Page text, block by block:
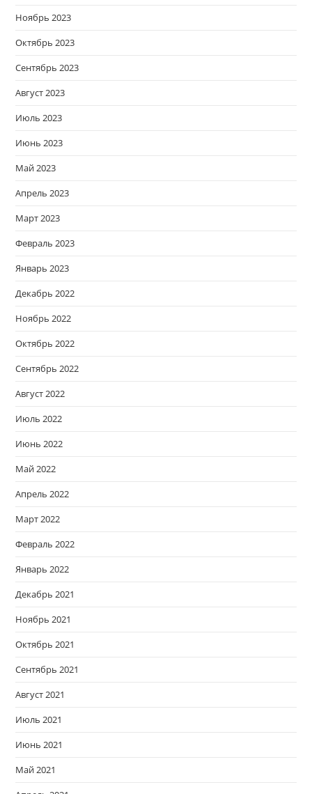
Ноябрь 2023
Октябрь 2023
Сентябрь 2023
Август 2023
Июль 2023
Июнь 2023
Май 2023
Апрель 2023
Март 2023
Февраль 2023
Январь 2023
Декабрь 2022
Ноябрь 2022
Октябрь 2022
Сентябрь 2022
Август 2022
Июль 2022
Июнь 2022
Май 2022
Апрель 2022
Март 2022
Февраль 2022
Январь 2022
Декабрь 2021
Ноябрь 2021
Октябрь 2021
Сентябрь 2021
Август 2021
Июль 2021
Июнь 2021
Май 2021